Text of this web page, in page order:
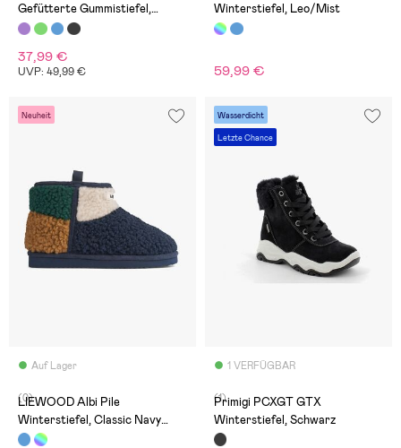
Gefütterte Gummistiefel,
Oxblood
37,99 €
UVP: 49,99 €
Winterstiefel, Leo/Mist
59,99 €
Neuheit
Auf Lager
(0)
LIEWOOD Albi Pile
Winterstiefel, Classic Navy
Multi Mix
Wasserdicht
Letzte Chance
1 VERFÜGBAR
(1)
Primigi PCXGT GTX
Winterstiefel, Schwarz